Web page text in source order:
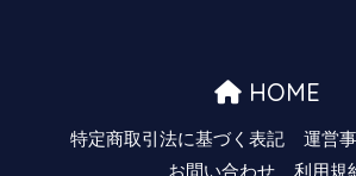
HOME
特定商取引法に基づく表記
運営
お問い合わせ
利用規